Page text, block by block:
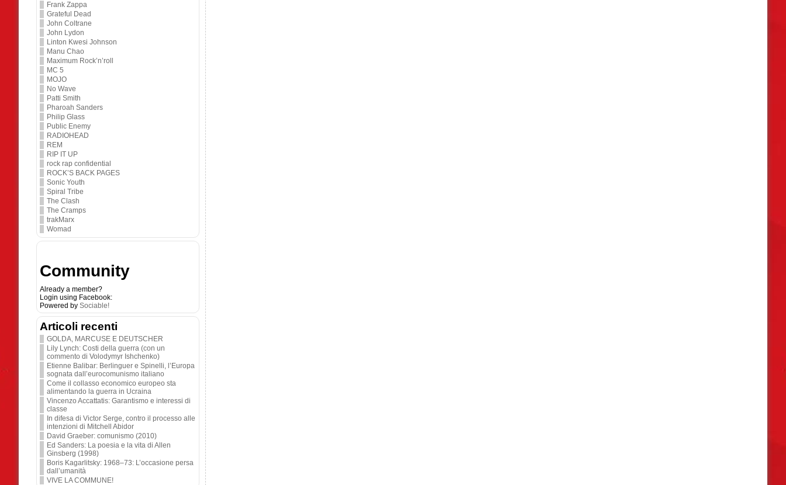
Frank Zappa
Grateful Dead
John Coltrane
John Lydon
Linton Kwesi Johnson
Manu Chao
Maximum Rock’n’roll
MC 5
MOJO
No Wave
Patti Smith
Pharoah Sanders
Philip Glass
Public Enemy
RADIOHEAD
REM
RIP IT UP
rock rap confidential
ROCK’S BACK PAGES
Sonic Youth
Spiral Tribe
The Clash
The Cramps
trakMarx
Womad
Community
Already a member?
Login using Facebook:
Powered by Sociable!
Articoli recenti
GOLDA, MARCUSE E DEUTSCHER
Lily Lynch: Costi della guerra (con un
commento di Volodymyr Ishchenko)
Etienne Balibar: Berlinguer e Spinelli, l’Europa
sognata dall’eurocomunismo italiano
Come il collasso economico europeo sta
alimentando la guerra in Ucraina
Vincenzo Accattatis: Garantismo e interessi di
classe
In difesa di Victor Serge, contro il processo alle
intenzioni di Mitchell Abidor
David Graeber: comunismo (2010)
Ed Sanders: La poesia e la vita di Allen
Ginsberg (1998)
Boris Kagarlitsky: 1968–73: L’occasione persa
dall’umanità
VIVE LA COMMUNE!